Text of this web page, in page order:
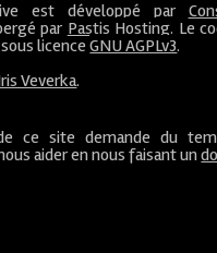
est développé par
par Pastis Hosting. Le
sous licenceGNU AGPLv3.
Veverka.
ce site demande du
aider en nous faisant un